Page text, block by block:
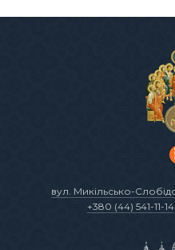
вул. Микільсько-
+380 (44) 541-11-14,